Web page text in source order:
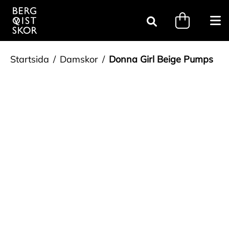
Sök
Startsida Damskor Donna Girl Beige Pumps